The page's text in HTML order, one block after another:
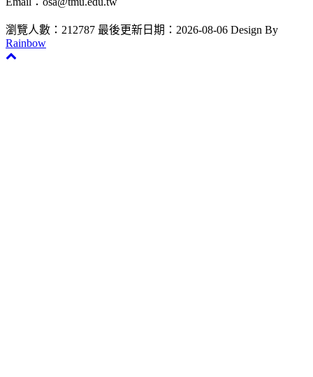
瀏覽人數：212787 最後更新日期：2026-08-06 Design By
Rainbow